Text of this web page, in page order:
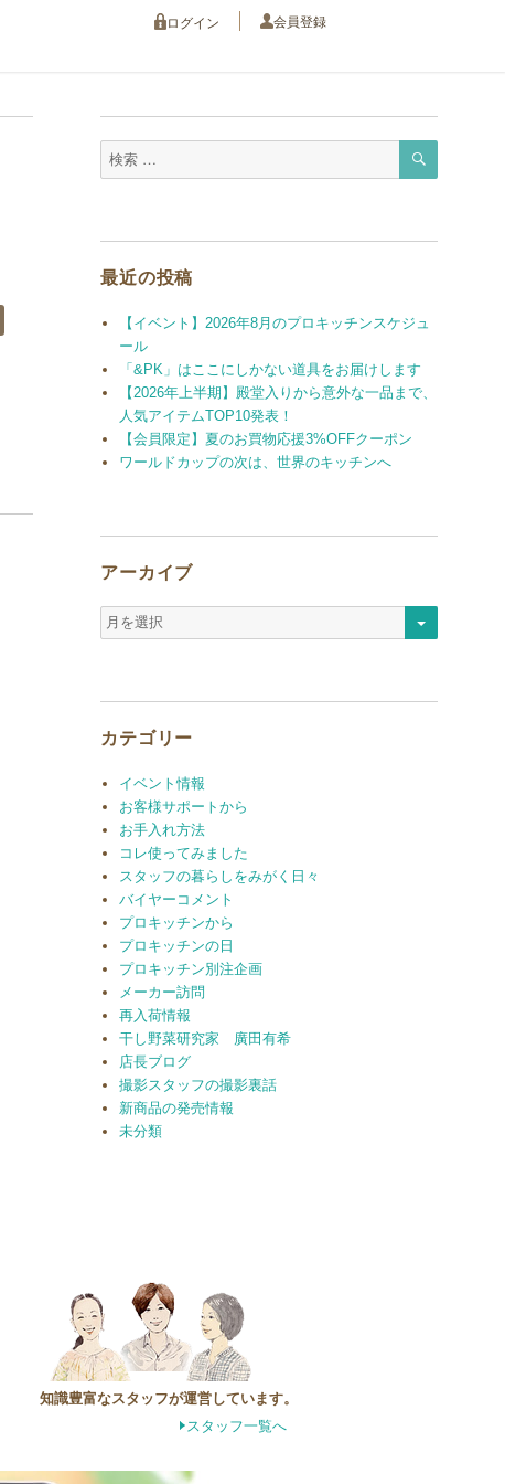
ログイン 会員登録
検
検
最近の投稿
【イベント】2026年8月のプロキッチンスケジュ
ール
「&PK」はここにしかない道具をお届けします
【2026年上半期】殿堂入りから意外な一品まで、
人気アイテムTOP10発表！
【会員限定】夏のお買物応援3%OFFクーポン
ワールドカップの次は、世界のキッチンへ
アーカイブ
ア
ー
カテゴリー
イベント情報
お客様サポートから
お手入れ方法
コレ使ってみました
スタッフの暮らしをみがく日々
バイヤーコメント
プロキッチンから
プロキッチンの日
プロキッチン別注企画
メーカー訪問
再入荷情報
干し野菜研究家 廣田有希
店長ブログ
撮影スタッフの撮影裏話
新商品の発売情報
未分類
知識豊富なスタッフが運営しています。
スタッフ一覧へ